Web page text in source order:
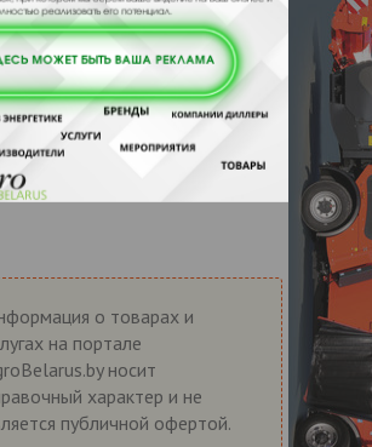
о товарах и
на портале
носит
характер и не
публичной офертой.